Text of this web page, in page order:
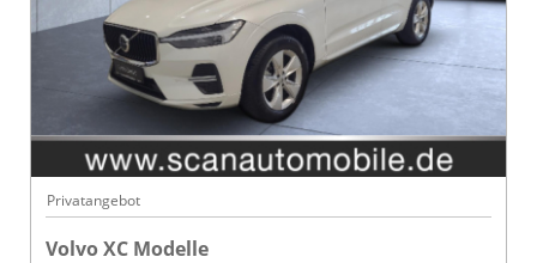
Privatangebot
Volvo XC Modelle